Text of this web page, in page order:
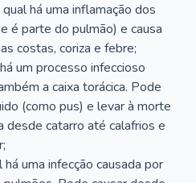
há uma inflamação dos
é parte do pulmão) e causa
costas, coriza e febre;
um processo infeccioso
a caixa torácica. Pode
(como pus) e levar à morte
desde catarro até calafrios e
uma infecção causada por